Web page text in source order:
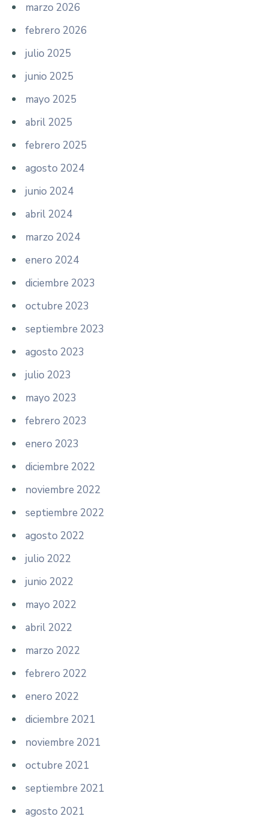
marzo 2026
febrero 2026
julio 2025
junio 2025
mayo 2025
abril 2025
febrero 2025
agosto 2024
junio 2024
abril 2024
marzo 2024
enero 2024
diciembre 2023
octubre 2023
septiembre 2023
agosto 2023
julio 2023
mayo 2023
febrero 2023
enero 2023
diciembre 2022
noviembre 2022
septiembre 2022
agosto 2022
julio 2022
junio 2022
mayo 2022
abril 2022
marzo 2022
febrero 2022
enero 2022
diciembre 2021
noviembre 2021
octubre 2021
septiembre 2021
agosto 2021